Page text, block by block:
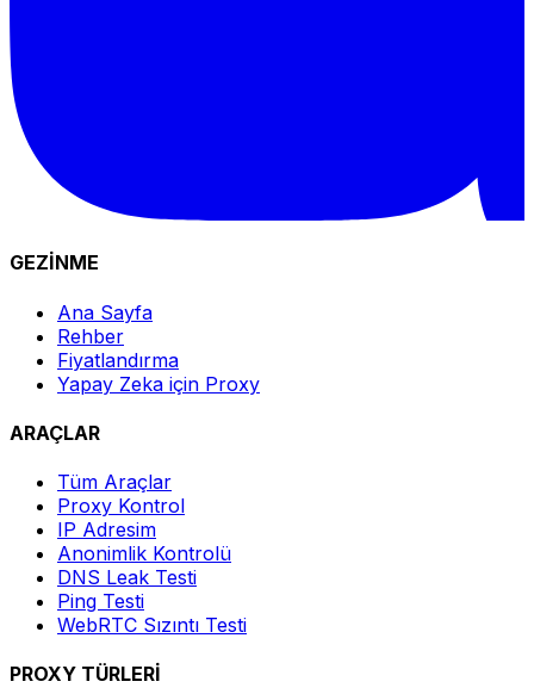
GEZİNME
Ana Sayfa
Rehber
Fiyatlandırma
Yapay Zeka için Proxy
ARAÇLAR
Tüm Araçlar
Proxy Kontrol
IP Adresim
Anonimlik Kontrolü
DNS Leak Testi
Ping Testi
WebRTC Sızıntı Testi
PROXY TÜRLERİ